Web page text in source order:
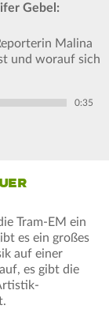
Gebel:
Malina
und worauf sich
0:35
Tram-EM ein
es ein großes
auf einer
es gibt die